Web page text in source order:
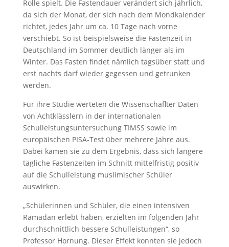
Rolle spielt. Die Fastendauer verändert sich jährlich,
da sich der Monat, der sich nach dem Mondkalender
richtet, jedes Jahr um ca. 10 Tage nach vorne
verschiebt. So ist beispielsweise die Fastenzeit in
Deutschland im Sommer deutlich länger als im
Winter. Das Fasten findet nämlich tagsüber statt und
erst nachts darf wieder gegessen und getrunken
werden.
Für ihre Studie werteten die Wissenschaflter Daten
von Achtklässlern in der internationalen
Schulleistungsuntersuchung TIMSS sowie im
europäischen PISA-Test über mehrere Jahre aus.
Dabei kamen sie zu dem Ergebnis, dass sich längere
tägliche Fastenzeiten im Schnitt mittelfristig positiv
auf die Schulleistung muslimischer Schüler
auswirken.
„Schülerinnen und Schüler, die einen intensiven
Ramadan erlebt haben, erzielten im folgenden Jahr
durchschnittlich bessere Schulleistungen“, so
Professor Hornung. Dieser Effekt konnten sie jedoch